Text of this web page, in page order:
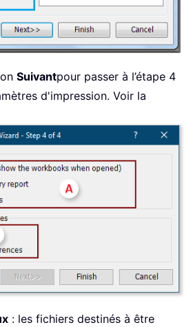
Suivantpour passer à l’étape 4
d'impression. Voir la
: les fichiers destinés à être